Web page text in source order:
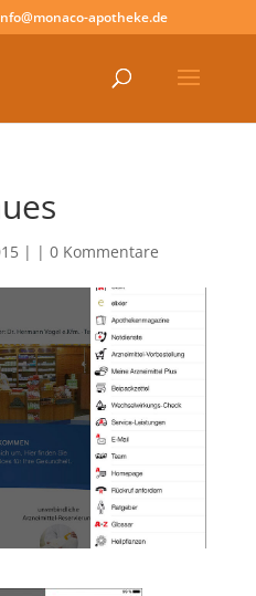
apotheke.de
| | 0 Kommentare